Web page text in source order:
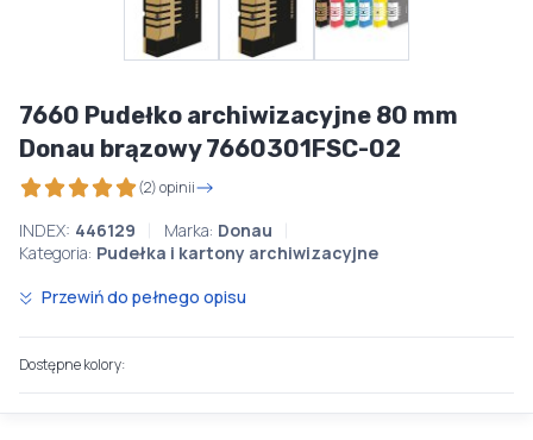
7660 Pudełko archiwizacyjne 80 mm
Donau brązowy 7660301FSC-02
(2) opinii
INDEX: 446129 Marka: Donau
Kategoria: Pudełka i kartony archiwizacyjne
Przewiń do pełnego opisu
Dostępne kolory: